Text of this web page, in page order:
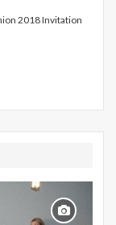
2018 Invitation